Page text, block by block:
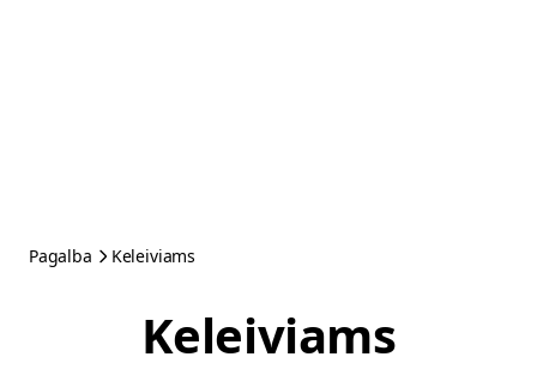
Pagalba Keleiviams
Keleiviams